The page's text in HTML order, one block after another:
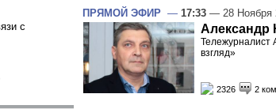
с
ПРЯМОЙ ЭФИР — 17:33 — 28 Ноября
Александр
Тележурналист
взгляд»
2326 2